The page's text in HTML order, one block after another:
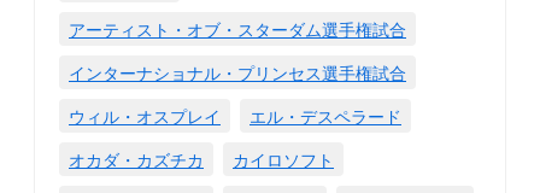
アーティスト・オブ・スターダム選手権試合
インターナショナル・プリンセス選手権試合
ウィル・オスプレイ
エル・デスペラード
オカダ・カズチカ
カイロソフト